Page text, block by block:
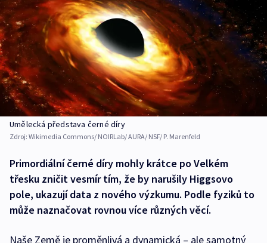
Umělecká představa černé díry
Zdroj: Wikimedia Commons/ NOIRLab/ AURA/ NSF/ P. Marenfeld
Primordiální černé díry mohly krátce po Velkém
třesku zničit vesmír tím, že by narušily Higgsovo
pole, ukazují data z nového výzkumu. Podle fyziků to
může naznačovat rovnou více různých věcí.
Naše Země je proměnlivá a dynamická – ale samotný